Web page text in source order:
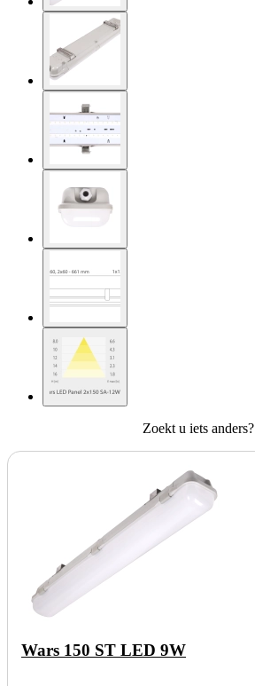
Zoekt u iets anders?
Wars 150 ST LED 9W